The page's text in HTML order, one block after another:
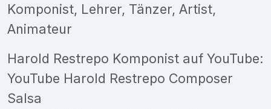
Komponist, Lehrer, Tänzer, Artist,
Animateur
Harold Restrepo Komponist auf YouTube:
YouTube Harold Restrepo Composer
Salsa